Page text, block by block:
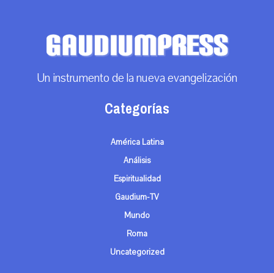
Un instrumento de la nueva evangelización
Categorías
América Latina
Análisis
Espiritualidad
Gaudium-TV
Mundo
Roma
Uncategorized